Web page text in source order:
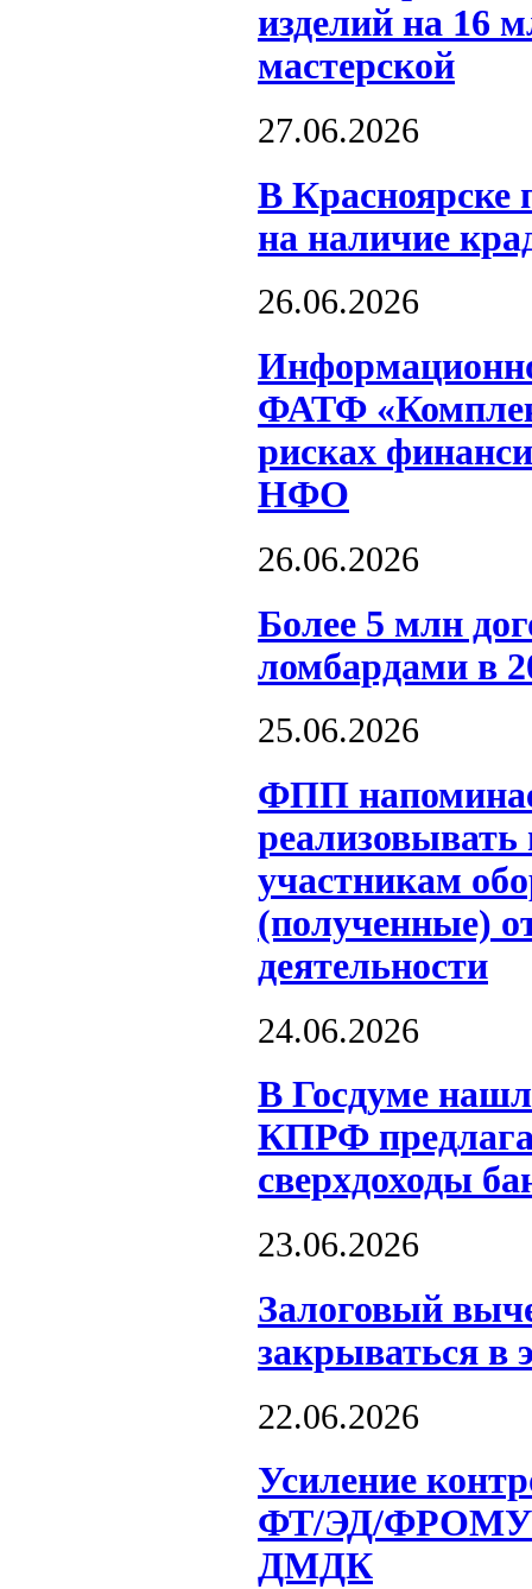
изделий на 16
мастерской
27.06.2026
В Красноярске
на наличие
26.06.2026
ФАТФ
рисках
НФО
26.06.2026
Более 5 млн
ломбардами в
25.06.2026
ФПП
участникам
(полученные)
деятельности
24.06.2026
В Госдуме
КПРФ
сверхдоходы
23.06.2026
Залоговый
закрываться в
22.06.2026
Усиление
ФТ/ЭД/ФРОМУ
ДМДК